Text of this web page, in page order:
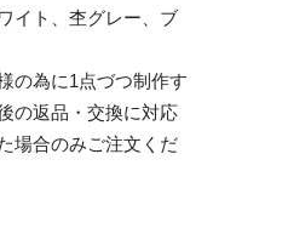
イト、杢グレー、ブ
の為に1点づつ制作す
の返品・交換に対応
場合のみご注文くだ